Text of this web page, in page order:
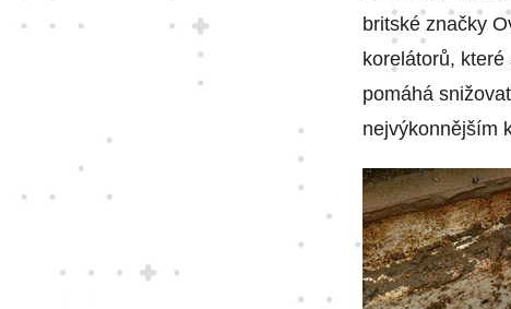
britské značky
korelátorů,
pomáhá
nejvýkonnějším